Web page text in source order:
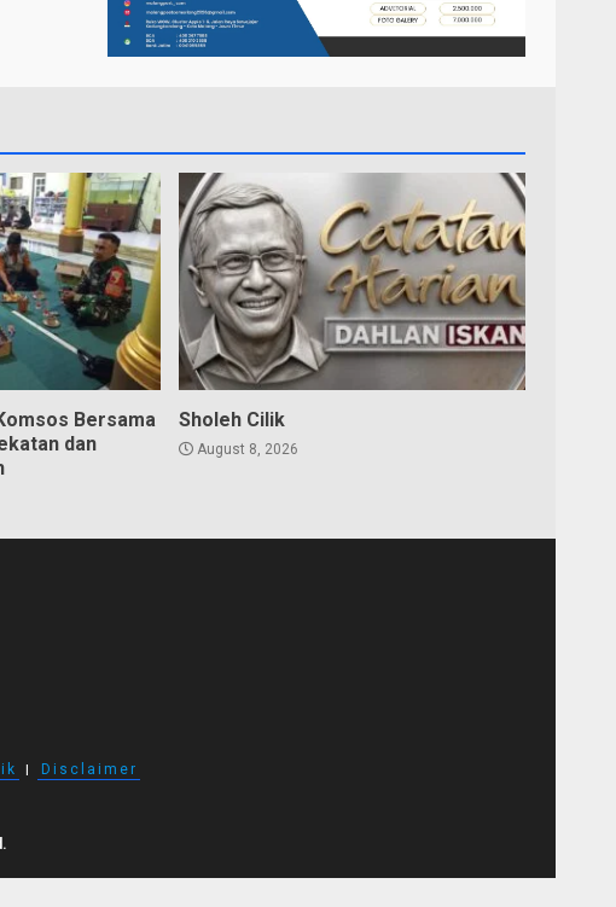
Bersama
dan
Sholeh Cilik
August 8, 2026
I Disclaimer